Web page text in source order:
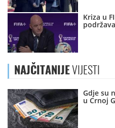
Kriza u
NAJČITANIJEVIJESTI
Gdje su
u Crnoj